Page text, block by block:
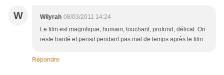
W Wilyrah 08/03/2011 14:24
Le film est magnifique, humain, touchant, profond, délicat. On
reste hanté et pensif pendant pas mal de temps après le film.
Répondre